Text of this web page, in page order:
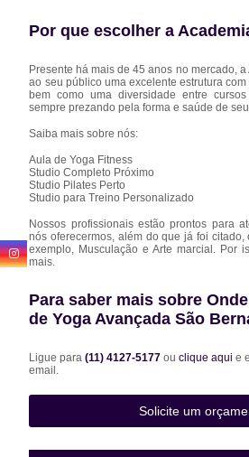
Por que escolher a
Presente há mais de 45 anos no mercado,
ao seu público uma excelente estrutura
bem como uma diversidade entre
sempre prezando pela forma e saúde de
Saiba mais sobre nós:
Aula de Yoga Fitness
Studio Completo Próximo
Studio Pilates Perto
Studio para Treino Personalizado
Nossos profissionais estão prontos para
nós oferecermos, além do que já foi citado,
exemplo, Musculação e Arte marcial. Por
mais.
Para saber mais sobre
de Yoga Avançada São
Ligue para(11) 4127-5177ouclique aqui e
email.
Solicite um